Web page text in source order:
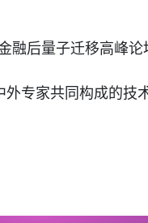
融后量子迁移高峰
外专家共同构成的技